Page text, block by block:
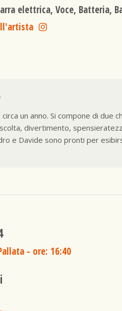
elettrica, Voce, Batteria,
un anno. Si compone di
divertimento,
e Davide sono pronti per
- ore: 16:40